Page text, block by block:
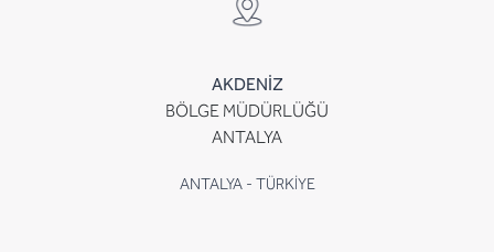
AKDENİZ
BÖLGE MÜDÜRLÜĞÜ
ANTALYA
ANTALYA - TÜRKİYE